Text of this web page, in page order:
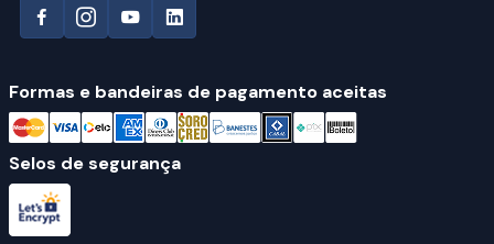
Formas e bandeiras de pagamento aceitas
Selos de segurança